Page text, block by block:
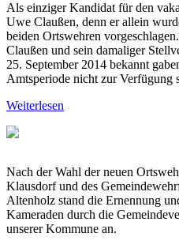
Als einziger Kandidat für den
Uwe Claußen, denn er allein
beiden Ortswehren
Claußen und sein damaliger
25. September 2014 bekannt
Amtsperiode nicht zur Verfügung
Weiterlesen
Nach der Wahl der neuen
Klausdorf und des
Altenholz stand die Ernennung
Kameraden durch die
unserer Kommune an.